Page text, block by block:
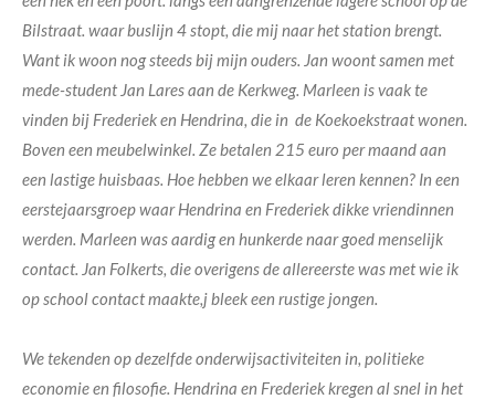
Bilstraat. waar buslijn 4 stopt, die mij naar het station brengt.
Want ik woon nog steeds bij mijn ouders. Jan woont samen met
mede-student Jan Lares aan de Kerkweg. Marleen is vaak te
vinden bij Frederiek en Hendrina, die in de Koekoekstraat wonen.
Boven een meubelwinkel. Ze betalen 215 euro per maand aan
een lastige huisbaas. Hoe hebben we elkaar leren kennen? In een
eerstejaarsgroep waar Hendrina en Frederiek dikke vriendinnen
werden. Marleen was aardig en hunkerde naar goed menselijk
contact. Jan Folkerts, die overigens de allereerste was met wie ik
op school contact maakte,j bleek een rustige jongen.
We tekenden op dezelfde onderwijsactiviteiten in, politieke
economie en filosofie. Hendrina en Frederiek kregen al snel in het